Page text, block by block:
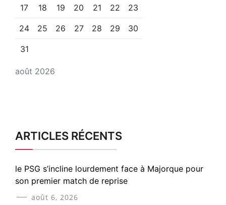
août 2026
17 18 19 20 21 22 23
24 25 26 27 28 29 30
31
ARTICLES RÉCENTS
le PSG s’incline lourdement face à Majorque pour
son premier match de reprise
août 6, 2026